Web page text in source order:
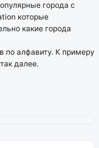
города с
которые
какие города
по алфавиту. К примеру
далее.